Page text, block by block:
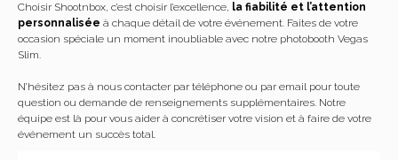
Choisir Shootnbox, c’est choisir l’excellence, la fiabilité et l’attention
personnalisée à chaque détail de votre événement. Faites de votre
occasion spéciale un moment inoubliable avec notre photobooth Vegas
Slim.
N’hésitez pas à nous contacter par téléphone ou par email pour toute
question ou demande de renseignements supplémentaires. Notre
équipe est là pour vous aider à concrétiser votre vision et à faire de votre
événement un succès total.